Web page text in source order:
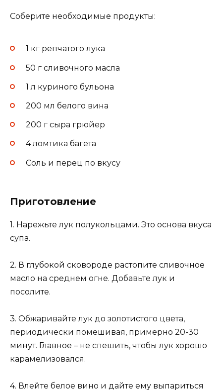
Соберите необходимые продукты:
1 кг репчатого лука
50 г сливочного масла
1 л куриного бульона
200 мл белого вина
200 г сыра грюйер
4 ломтика багета
Соль и перец по вкусу
Приготовление
1. Нарежьте лук полукольцами. Это основа вкуса
супа.
2. В глубокой сковороде растопите сливочное
масло на среднем огне. Добавьте лук и
посолите.
3. Обжаривайте лук до золотистого цвета,
периодически помешивая, примерно 20-30
минут. Главное – не спешить, чтобы лук хорошо
карамелизовался.
4. Влейте белое вино и дайте ему выпариться